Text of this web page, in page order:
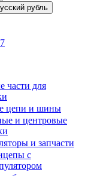
рубль
части для
цепи и шины
и центровые
и запчасти
с